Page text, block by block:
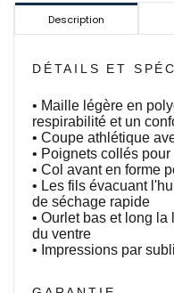
Description
DÉTAILS ET
• Maille légère en
respirabilité et un
• Coupe athlétique
• Poignets collés
• Col avant en forme
• Les fils évacuant
de séchage rapide
• Ourlet bas et long
du ventre
• Impressions par